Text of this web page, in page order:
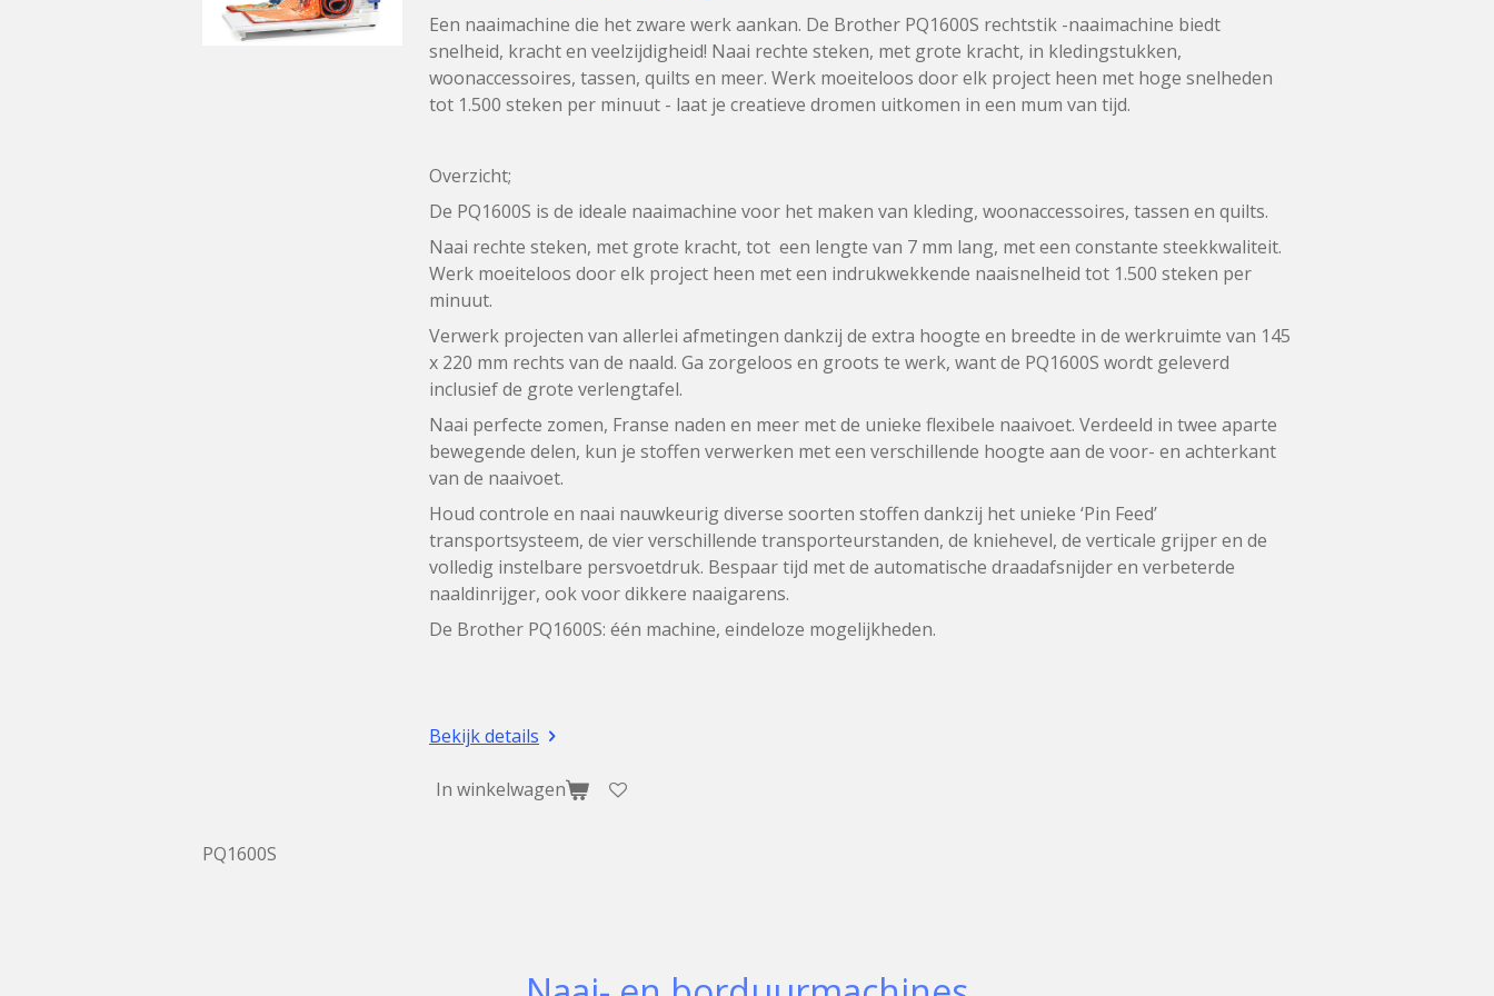
Een naaimachine die het zware werk aankan. De Brother PQ1600S rechtstik -naaimachine biedt
snelheid, kracht en veelzijdigheid! Naai rechte steken, met grote kracht, in kledingstukken,
woonaccessoires, tassen, quilts en meer. Werk moeiteloos door elk project heen met hoge snelheden
tot 1.500 steken per minuut - laat je creatieve dromen uitkomen in een mum van tijd.
Overzicht;
De PQ1600S is de ideale naaimachine voor het maken van kleding, woonaccessoires, tassen en quilts.
Naai rechte steken, met grote kracht, tot een lengte van 7 mm lang, met een constante steekkwaliteit.
Werk moeiteloos door elk project heen met een indrukwekkende naaisnelheid tot 1.500 steken per
minuut.
Verwerk projecten van allerlei afmetingen dankzij de extra hoogte en breedte in de werkruimte van 145
x 220 mm rechts van de naald. Ga zorgeloos en groots te werk, want de PQ1600S wordt geleverd
inclusief de grote verlengtafel.
Naai perfecte zomen, Franse naden en meer met de unieke flexibele naaivoet. Verdeeld in twee aparte
bewegende delen, kun je stoffen verwerken met een verschillende hoogte aan de voor- en achterkant
van de naaivoet.
Houd controle en naai nauwkeurig diverse soorten stoffen dankzij het unieke ‘Pin Feed’
transportsysteem, de vier verschillende transporteurstanden, de kniehevel, de verticale grijper en de
volledig instelbare persvoetdruk. Bespaar tijd met de automatische draadafsnijder en verbeterde
naaldinrijger, ook voor dikkere naaigarens.
De Brother PQ1600S: één machine, eindeloze mogelijkheden.
Bekijk details
In winkelwagen
PQ1600S